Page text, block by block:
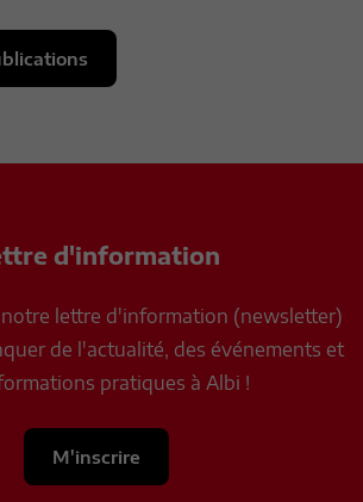
d'information
lettre d'information (newsletter)
de l'actualité, des événements et
pratiques à Albi !
M'inscrire